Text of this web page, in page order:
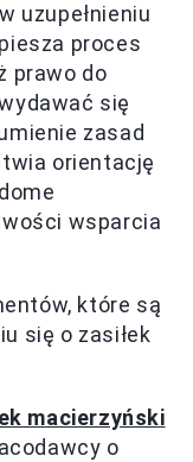
uzupełnieniu
proces
prawo do
się
zasad
orientację
wsparcia
które są
się o zasiłek
macierzyński
o